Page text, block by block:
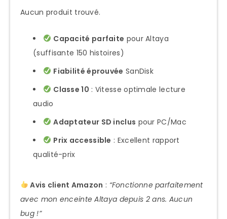
Aucun produit trouvé.
Capacité parfaite pour Altaya
(suffisante 150 histoires)
Fiabilité éprouvée SanDisk
Classe 10 : Vitesse optimale lecture
audio
Adaptateur SD inclus pour PC/Mac
Prix accessible : Excellent rapport
qualité-prix
Avis client Amazon : “Fonctionne parfaitement
avec mon enceinte Altaya depuis 2 ans. Aucun
bug !”